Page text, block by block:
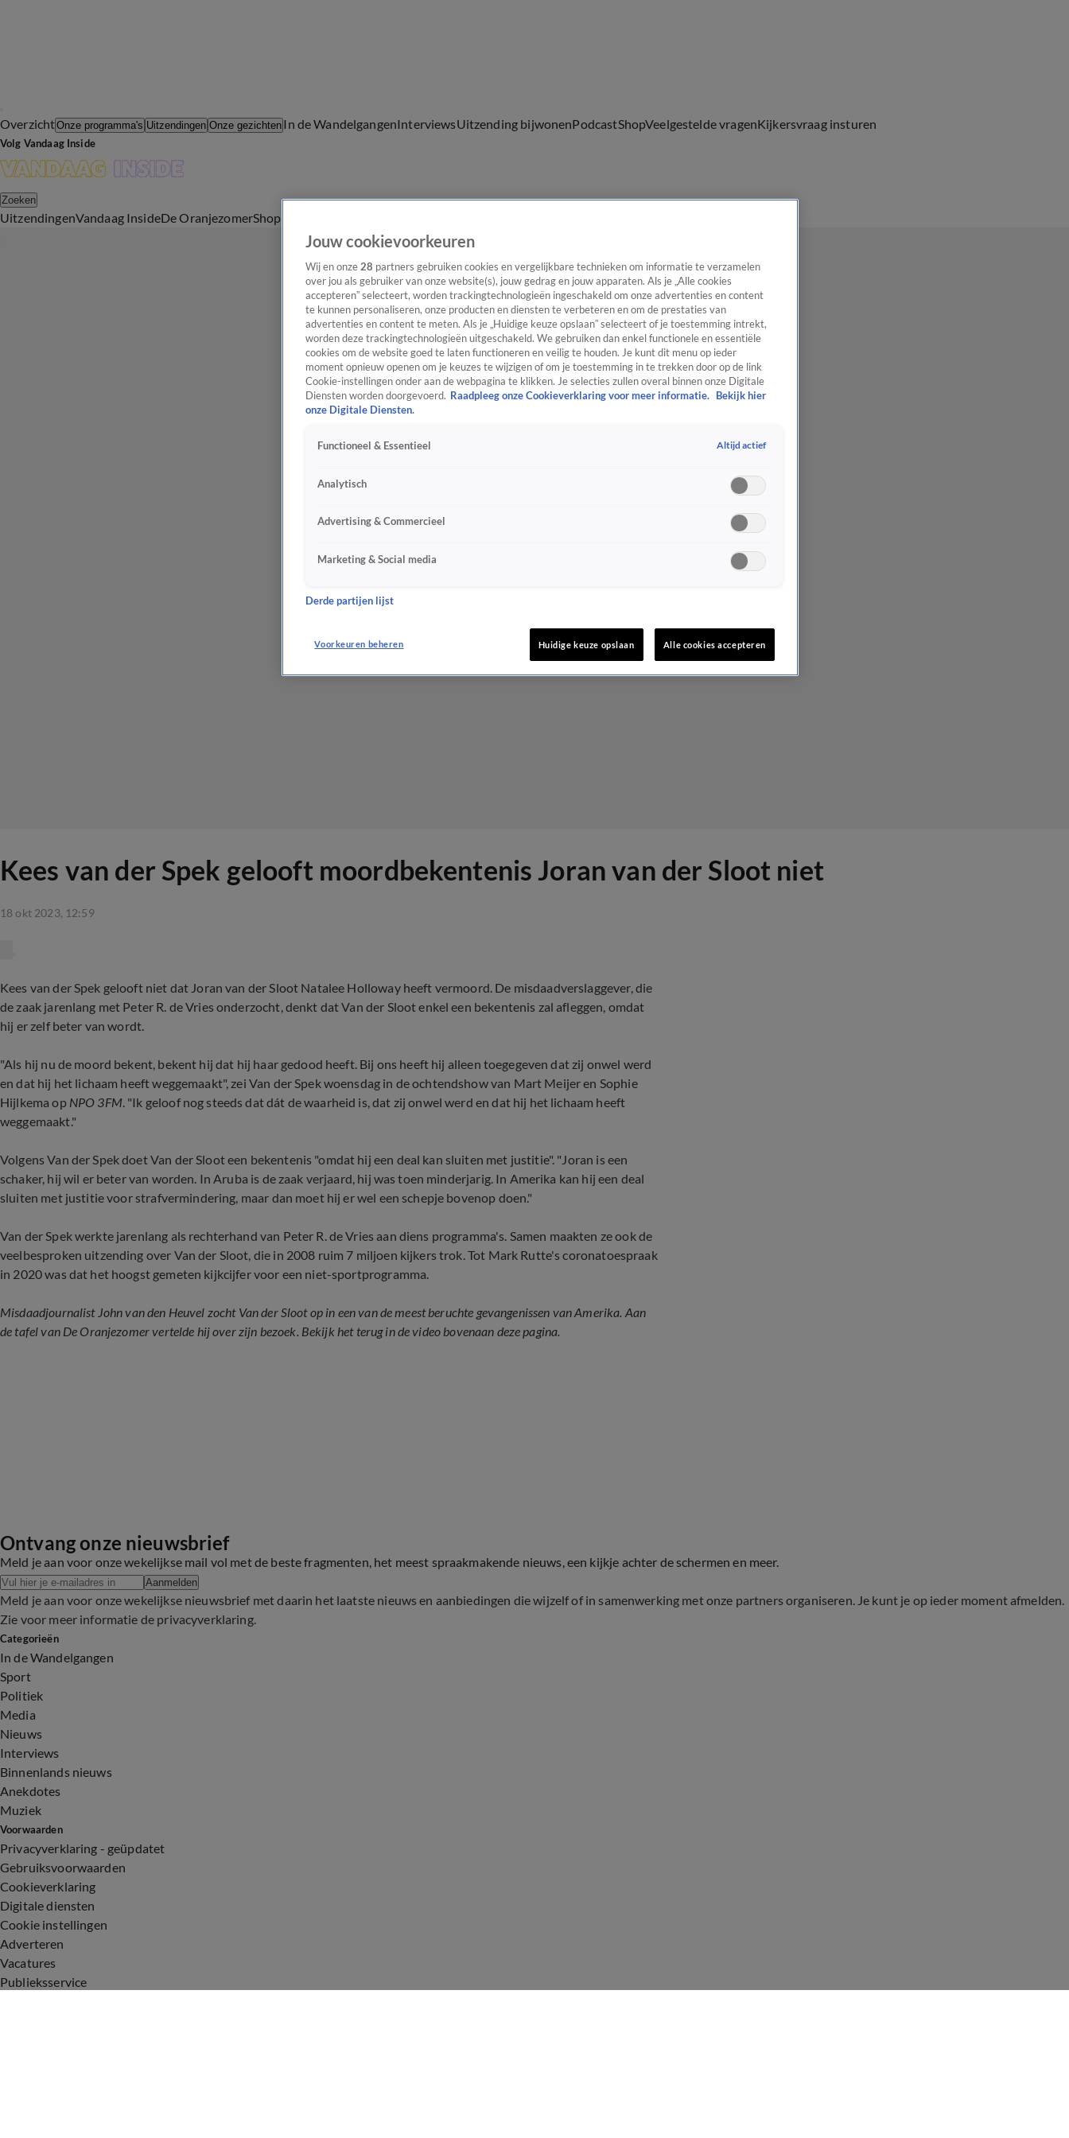
OverzichtOnze programma's Uitzendingen Onze gezichten In de WandelgangenInterviewsUitzending bijwonenPodcastShopVeelgestelde vragenKijkersvraag insturen
Volg Vandaag Inside
Zoeken
UitzendingenVandaag InsideDe OranjezomerShop
Kees van der Spek gelooft moordbekentenis Joran van der Sloot niet
18 okt 2023, 12:59
Kees van der Spek gelooft niet dat Joran van der Sloot Natalee Holloway heeft vermoord. De misdaadverslaggever, die
de zaak jarenlang met Peter R. de Vries onderzocht, denkt dat Van der Sloot enkel een bekentenis zal afleggen, omdat
hij er zelf beter van wordt.
"Als hij nu de moord bekent, bekent hij dat hij haar gedood heeft. Bij ons heeft hij alleen toegegeven dat zij onwel werd
en dat hij het lichaam heeft weggemaakt", zei Van der Spek woensdag in de ochtendshow van Mart Meijer en Sophie
Hijlkema op NPO 3FM. "Ik geloof nog steeds dat dát de waarheid is, dat zij onwel werd en dat hij het lichaam heeft
weggemaakt."
Volgens Van der Spek doet Van der Sloot een bekentenis "omdat hij een deal kan sluiten met justitie". "Joran is een
schaker, hij wil er beter van worden. In Aruba is de zaak verjaard, hij was toen minderjarig. In Amerika kan hij een deal
sluiten met justitie voor strafvermindering, maar dan moet hij er wel een schepje bovenop doen."
Van der Spek werkte jarenlang als rechterhand van Peter R. de Vries aan diens programma's. Samen maakten ze ook de
veelbesproken uitzending over Van der Sloot, die in 2008 ruim 7 miljoen kijkers trok. Tot Mark Rutte's coronatoespraak
in 2020 was dat het hoogst gemeten kijkcijfer voor een niet-sportprogramma.
Misdaadjournalist John van den Heuvel zocht Van der Sloot op in een van de meest beruchte gevangenissen van Amerika. Aan
de tafel van De Oranjezomer vertelde hij over zijn bezoek. Bekijk het terug in de video bovenaan deze pagina.
Ontvang onze nieuwsbrief
Meld je aan voor onze wekelijkse mail vol met de beste fragmenten, het meest spraakmakende nieuws, een kijkje achter de schermen en meer.
Aanmelden
Meld je aan voor onze wekelijkse nieuwsbrief met daarin het laatste nieuws en aanbiedingen die wijzelf of in samenwerking met onze partners organiseren. Je kunt je op ieder moment afmelden.
Zie voor meer informatie de privacyverklaring.
Categorieën
In de Wandelgangen
Sport
Politiek
Media
Nieuws
Interviews
Binnenlands nieuws
Anekdotes
Muziek
Voorwaarden
Privacyverklaring - geüpdatet
Gebruiksvoorwaarden
Cookieverklaring
Digitale diensten
Cookie instellingen
Adverteren
Vacatures
Publieksservice
Jouw cookievoorkeuren
Wij en onze 28 partners gebruiken cookies en vergelijkbare technieken om informatie te verzamelen
over jou als gebruiker van onze website(s), jouw gedrag en jouw apparaten. Als je „Alle cookies
accepteren” selecteert, worden trackingtechnologieën ingeschakeld om onze advertenties en content
te kunnen personaliseren, onze producten en diensten te verbeteren en om de prestaties van
advertenties en content te meten. Als je „Huidige keuze opslaan” selecteert of je toestemming intrekt,
worden deze trackingtechnologieën uitgeschakeld. We gebruiken dan enkel functionele en essentiële
cookies om de website goed te laten functioneren en veilig te houden. Je kunt dit menu op ieder
moment opnieuw openen om je keuzes te wijzigen of om je toestemming in te trekken door op de link
Cookie-instellingen onder aan de webpagina te klikken. Je selecties zullen overal binnen onze Digitale
Diensten worden doorgevoerd. Raadpleeg onze Cookieverklaring voor meer informatie.
Bekijk hier
onze Digitale Diensten.
Functioneel & Essentieel Altijd actief
Analytisch
Advertising & Commercieel
Marketing & Social media
Derde partijen lijst
Voorkeuren beheren Huidige keuze opslaan Alle cookies accepteren